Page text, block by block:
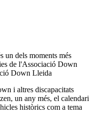
un dels moments més
de l'Associació Down
Down Lleida
i altres discapacitats
un any més, el calendari
històrics com a tema